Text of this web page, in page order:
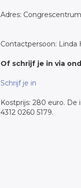
Adres:
Contactpersoon: Linda
Of schrijf je in via
Schrijf je in
Kostprijs: 280 euro.
4312 0260 5179.